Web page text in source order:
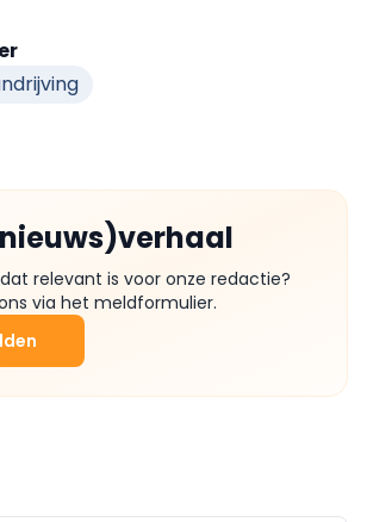
relevant is voor onze redactie?
via het meldformulier.